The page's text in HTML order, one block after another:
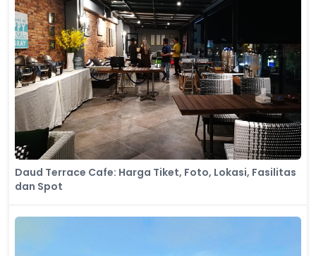
Daud Terrace Cafe: Harga Tiket, Foto, Lokasi, Fasilitas
dan Spot